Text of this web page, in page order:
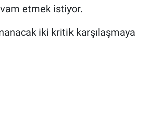
etmek istiyor.
iki kritik karşılaşmaya